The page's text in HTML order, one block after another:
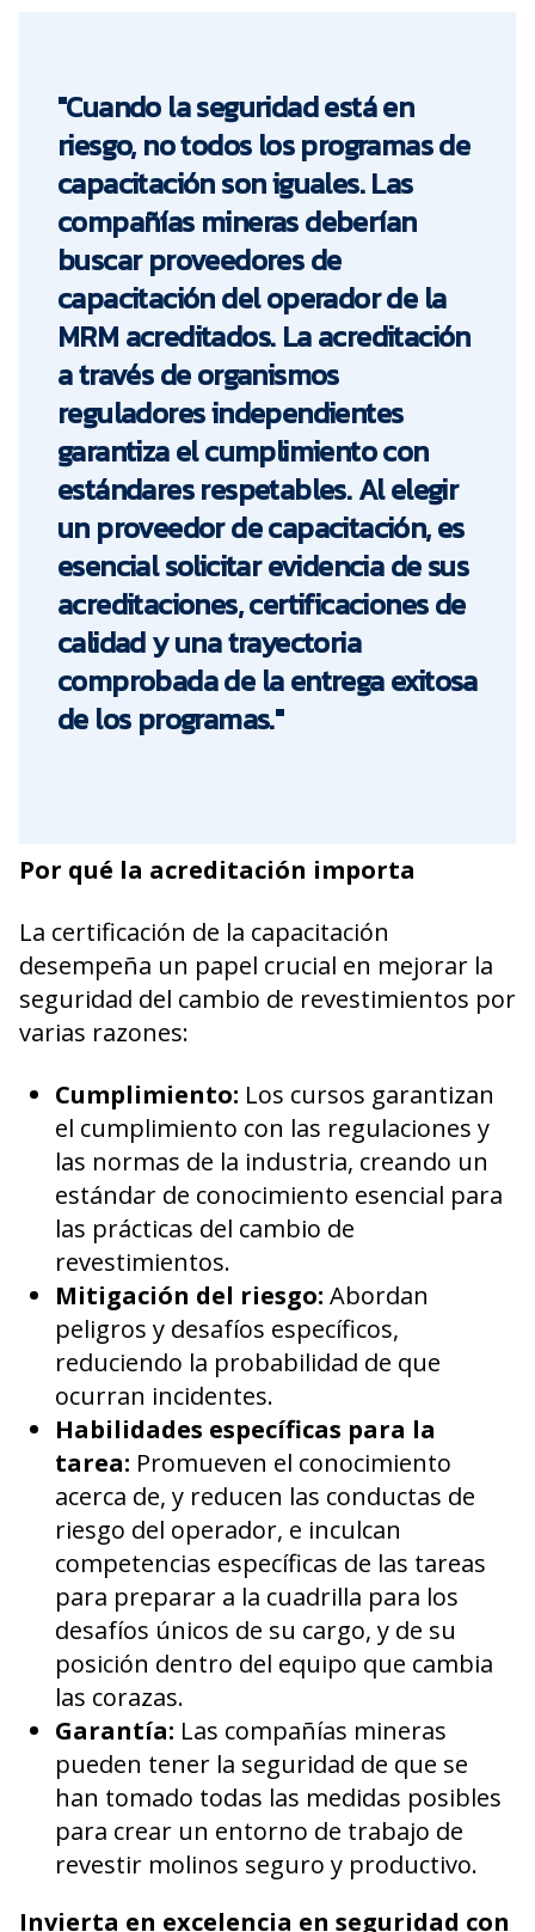
"Cuando la seguridad está en
riesgo, no todos los programas de
capacitación son iguales. Las
compañías mineras deberían
buscar proveedores de
capacitación del operador de la
MRM acreditados. La acreditación
a través de organismos
reguladores independientes
garantiza el cumplimiento con
estándares respetables. Al elegir
un proveedor de capacitación, es
esencial solicitar evidencia de sus
acreditaciones, certificaciones de
calidad y una trayectoria
comprobada de la entrega exitosa
de los programas."
Por qué la acreditación importa
La certificación de la capacitación
desempeña un papel crucial en mejorar la
seguridad del cambio de revestimientos por
varias razones:
Cumplimiento: Los cursos garantizan
el cumplimiento con las regulaciones y
las normas de la industria, creando un
estándar de conocimiento esencial para
las prácticas del cambio de
revestimientos.
Mitigación del riesgo: Abordan
peligros y desafíos específicos,
reduciendo la probabilidad de que
ocurran incidentes.
Habilidades específicas para la
tarea: Promueven el conocimiento
acerca de, y reducen las conductas de
riesgo del operador, e inculcan
competencias específicas de las tareas
para preparar a la cuadrilla para los
desafíos únicos de su cargo, y de su
posición dentro del equipo que cambia
las corazas.
Garantía: Las compañías mineras
pueden tener la seguridad de que se
han tomado todas las medidas posibles
para crear un entorno de trabajo de
revestir molinos seguro y productivo.
Invierta en excelencia en seguridad con